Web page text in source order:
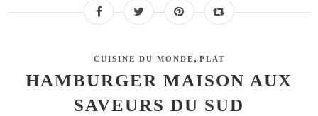
CUISINE DU MONDE , PLAT
HAMBURGER MAISON AUX
SAVEURS DU SUD